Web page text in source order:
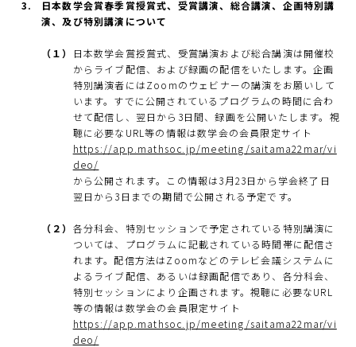
日本数学会賞春季賞授賞式、受賞講演、総合講演、企画特別講
演、及び特別講演について
（１）
日本数学会賞授賞式、受賞講演および総合講演は開催校
からライブ配信、および録画の配信をいたします。企画
特別講演者にはZoomのウェビナーの講演をお願いして
います。すでに公開されているプログラムの時間に合わ
せて配信し、翌日から3日間、録画を公開いたします。視
聴に必要なURL等の情報は数学会の会員限定サイト
https://app.mathsoc.jp/meeting/saitama22mar/vi
deo/
から公開されます。この情報は3月23日から学会終了日
翌日から3日までの期間で公開される予定です。
（２） 各分科会、特別セッションで予定されている特別講演に
ついては、プログラムに記載されている時間帯に配信さ
れます。配信方法はZoomなどのテレビ会議システムに
よるライブ配信、あるいは録画配信であり、各分科会、
特別セッションにより企画されます。視聴に必要なURL
等の情報は数学会の会員限定サイト
https://app.mathsoc.jp/meeting/saitama22mar/vi
deo/